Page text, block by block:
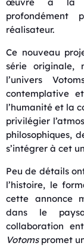
réalisateur.
Ce nouveau
série originale,
l’univers
contemplative
l’humanité et la
privilégier
philosophiques,
s’intégrer à cet
Peu de détails
l’histoire, le
cette annonce
dans le
collaboration
Votomspromet